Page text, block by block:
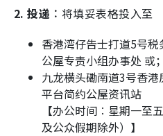
2. 投递︰ 将填妥表格投入至
香港湾仔告士打道5号
公屋专责小组办事处 或；
九龙横头磡南道3号香
平台简约公屋资讯站
【办公时间︰星期一至
及公众假期除外）】